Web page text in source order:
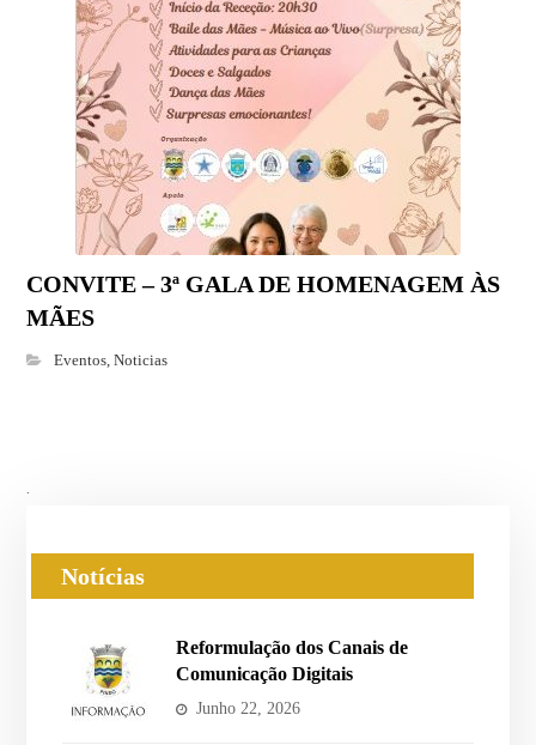
CONVITE – 3ª GALA DE HOMENAGEM ÀS
MÃES
Eventos,Noticias
Notícias
Reformulação dos Canais de
Comunicação Digitais
Junho 22, 2026